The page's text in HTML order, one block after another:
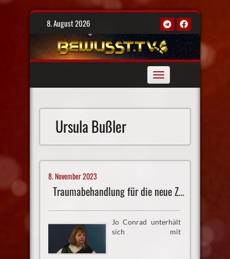
Skip
8. August 2026
Toggle
navigation
Ursula Bußler
8. November 2023
Traumabehandlung für die neue Zeit
Jo Conrad unterhält
sich mit